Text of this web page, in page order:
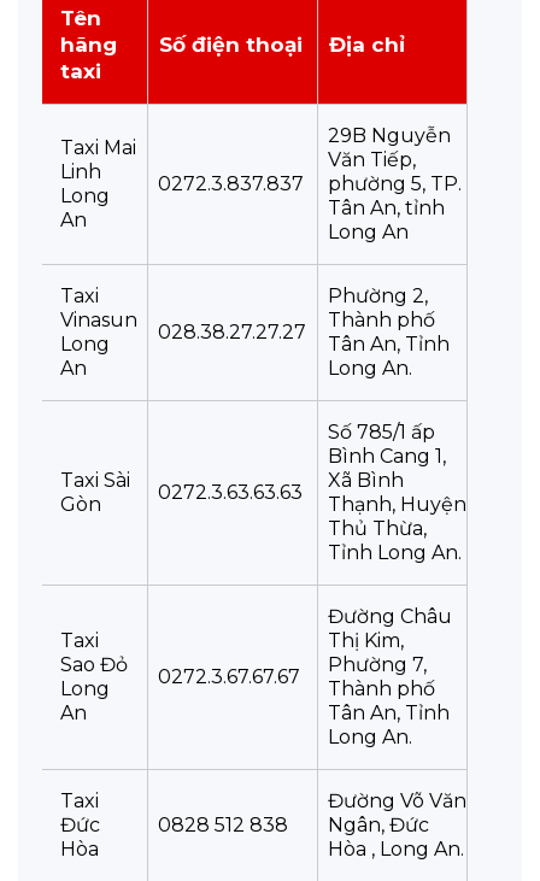
Tên
hãng
taxi
Số điện thoại Địa chỉ
Taxi Mai
Linh
Long
An
0272.3.837.837
29B Nguyễn
Văn Tiếp,
phường 5, TP.
Tân An, tỉnh
Long An
Taxi
Vinasun
Long
An
028.38.27.27.27
Phường 2,
Thành phố
Tân An, Tỉnh
Long An.
Taxi Sài
Gòn
0272.3.63.63.63
Số 785/1 ấp
Bình Cang 1,
Xã Bình
Thạnh, Huyện
Thủ Thừa,
Tỉnh Long An.
Taxi
Sao Đỏ
Long
An
0272.3.67.67.67
Đường Châu
Thị Kim,
Phường 7,
Thành phố
Tân An, Tỉnh
Long An.
Taxi
Đức
Hòa
0828 512 838
Đường Võ Văn
Ngân, Đức
Hòa , Long An.